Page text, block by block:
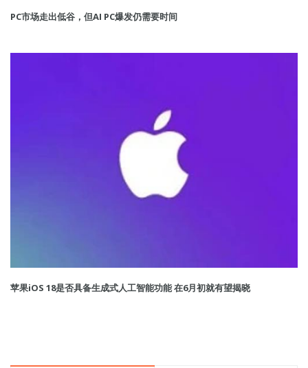
PC市场走出低谷，但AI PC爆发仍需要时间
苹果iOS 18是否具备生成式人工智能功能 在6月初就有望揭晓